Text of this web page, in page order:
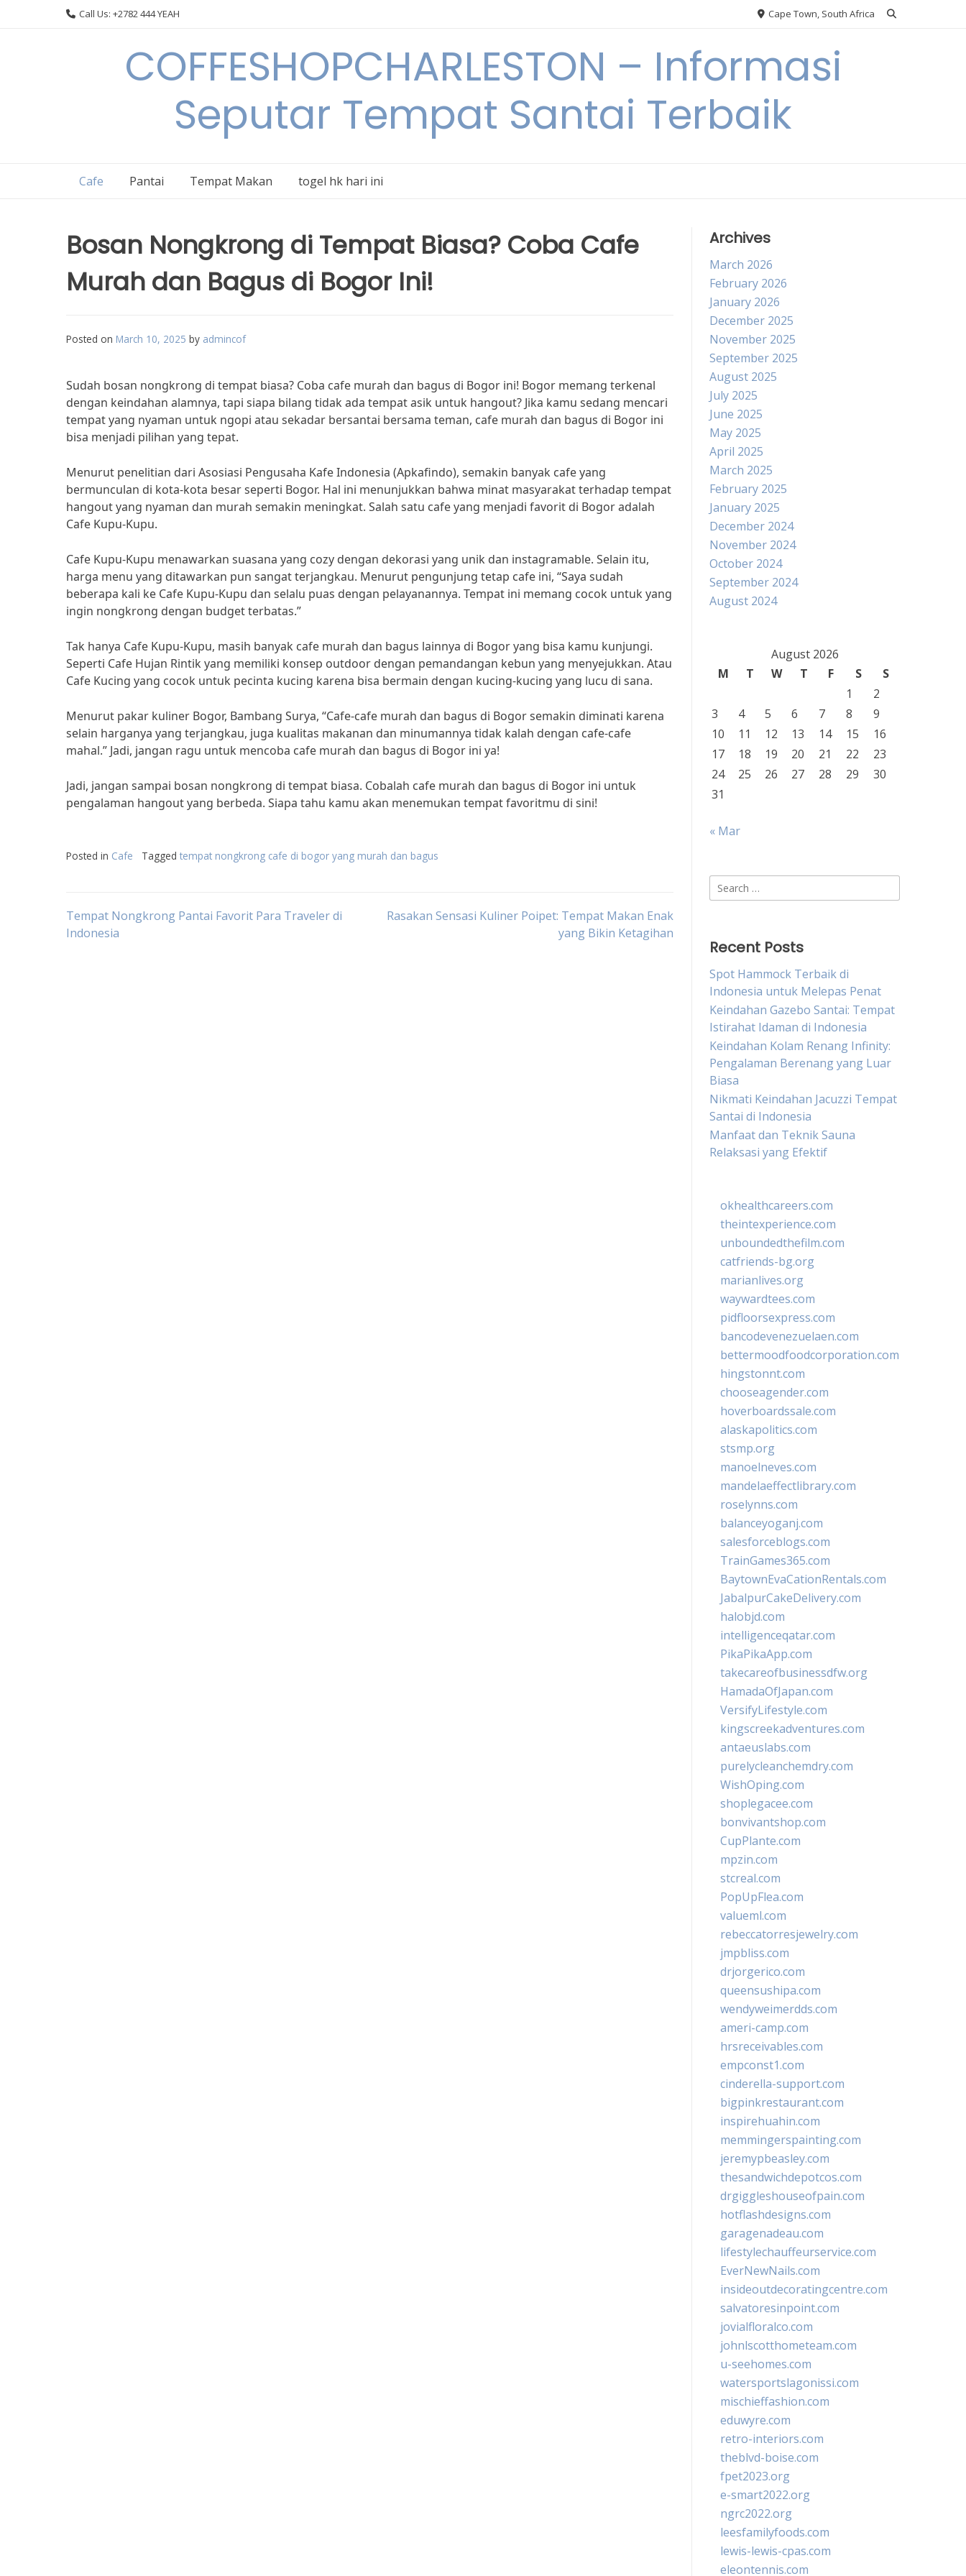
Call Us: +2782 444 YEAH Cape Town, South Africa
COFFESHOPCHARLESTON – Informasi
Seputar Tempat Santai Terbaik
Cafe Pantai Tempat Makan togel hk hari ini
Bosan Nongkrong di Tempat Biasa? Coba Cafe
Murah dan Bagus di Bogor Ini!
Posted on March 10, 2025 by admincof
Sudah bosan nongkrong di tempat biasa? Coba cafe murah dan bagus di Bogor ini! Bogor memang terkenal
dengan keindahan alamnya, tapi siapa bilang tidak ada tempat asik untuk hangout? Jika kamu sedang mencari
tempat yang nyaman untuk ngopi atau sekadar bersantai bersama teman, cafe murah dan bagus di Bogor ini
bisa menjadi pilihan yang tepat.
Menurut penelitian dari Asosiasi Pengusaha Kafe Indonesia (Apkafindo), semakin banyak cafe yang
bermunculan di kota-kota besar seperti Bogor. Hal ini menunjukkan bahwa minat masyarakat terhadap tempat
hangout yang nyaman dan murah semakin meningkat. Salah satu cafe yang menjadi favorit di Bogor adalah
Cafe Kupu-Kupu.
Cafe Kupu-Kupu menawarkan suasana yang cozy dengan dekorasi yang unik dan instagramable. Selain itu,
harga menu yang ditawarkan pun sangat terjangkau. Menurut pengunjung tetap cafe ini, “Saya sudah
beberapa kali ke Cafe Kupu-Kupu dan selalu puas dengan pelayanannya. Tempat ini memang cocok untuk yang
ingin nongkrong dengan budget terbatas.”
Tak hanya Cafe Kupu-Kupu, masih banyak cafe murah dan bagus lainnya di Bogor yang bisa kamu kunjungi.
Seperti Cafe Hujan Rintik yang memiliki konsep outdoor dengan pemandangan kebun yang menyejukkan. Atau
Cafe Kucing yang cocok untuk pecinta kucing karena bisa bermain dengan kucing-kucing yang lucu di sana.
Menurut pakar kuliner Bogor, Bambang Surya, “Cafe-cafe murah dan bagus di Bogor semakin diminati karena
selain harganya yang terjangkau, juga kualitas makanan dan minumannya tidak kalah dengan cafe-cafe
mahal.” Jadi, jangan ragu untuk mencoba cafe murah dan bagus di Bogor ini ya!
Jadi, jangan sampai bosan nongkrong di tempat biasa. Cobalah cafe murah dan bagus di Bogor ini untuk
pengalaman hangout yang berbeda. Siapa tahu kamu akan menemukan tempat favoritmu di sini!
Posted in Cafe Tagged tempat nongkrong cafe di bogor yang murah dan bagus
Post
Tempat Nongkrong Pantai Favorit Para Traveler di
Indonesia
Rasakan Sensasi Kuliner Poipet: Tempat Makan Enak
yang Bikin Ketagihan
Archives
March 2026
February 2026
January 2026
December 2025
November 2025
September 2025
August 2025
July 2025
June 2025
May 2025
April 2025
March 2025
February 2025
January 2025
December 2024
November 2024
October 2024
September 2024
August 2024
August 2026
M
T W T F S
S
1
2
3
4 5 6 7 8
9
10
11 12 13 14 15
16
17
18 19 20 21 22
23
24
25 26 27 28 29
30
31
« Mar
Search
for:
Recent Posts
Spot Hammock Terbaik di
Indonesia untuk Melepas Penat
Keindahan Gazebo Santai: Tempat
Istirahat Idaman di Indonesia
Keindahan Kolam Renang Infinity:
Pengalaman Berenang yang Luar
Biasa
Nikmati Keindahan Jacuzzi Tempat
Santai di Indonesia
Manfaat dan Teknik Sauna
Relaksasi yang Efektif
okhealthcareers.com
theintexperience.com
unboundedthefilm.com
catfriends-bg.org
marianlives.org
waywardtees.com
pidfloorsexpress.com
bancodevenezuelaen.com
bettermoodfoodcorporation.com
hingstonnt.com
chooseagender.com
hoverboardssale.com
alaskapolitics.com
stsmp.org
manoelneves.com
mandelaeffectlibrary.com
roselynns.com
balanceyoganj.com
salesforceblogs.com
TrainGames365.com
BaytownEvaCationRentals.com
JabalpurCakeDelivery.com
halobjd.com
intelligenceqatar.com
PikaPikaApp.com
takecareofbusinessdfw.org
HamadaOfJapan.com
VersifyLifestyle.com
kingscreekadventures.com
antaeuslabs.com
purelycleanchemdry.com
WishOping.com
shoplegacee.com
bonvivantshop.com
CupPlante.com
mpzin.com
stcreal.com
PopUpFlea.com
valueml.com
rebeccatorresjewelry.com
jmpbliss.com
drjorgerico.com
queensushipa.com
wendyweimerdds.com
ameri-camp.com
hrsreceivables.com
empconst1.com
cinderella-support.com
bigpinkrestaurant.com
inspirehuahin.com
memmingerspainting.com
jeremypbeasley.com
thesandwichdepotcos.com
drgiggleshouseofpain.com
hotflashdesigns.com
garagenadeau.com
lifestylechauffeurservice.com
EverNewNails.com
insideoutdecoratingcentre.com
salvatoresinpoint.com
jovialfloralco.com
johnlscotthometeam.com
u-seehomes.com
watersportslagonissi.com
mischieffashion.com
eduwyre.com
retro-interiors.com
theblvd-boise.com
fpet2023.org
e-smart2022.org
ngrc2022.org
leesfamilyfoods.com
lewis-lewis-cpas.com
eleontennis.com